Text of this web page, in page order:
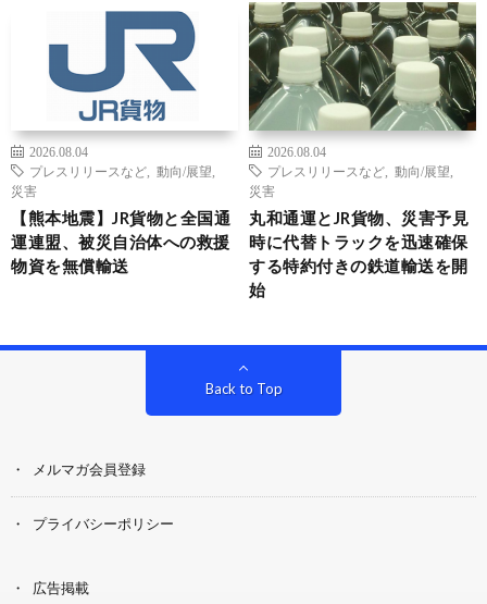
2026.08.04
プレスリリースなど
動向/展望
災害
【熊本地震】JR貨物と全国通
運連盟、被災自治体への救援
物資を無償輸送
2026.08.04
プレスリリースなど
動向/展望
災害
丸和通運とJR貨物、災害予見
時に代替トラックを迅速確保
する特約付きの鉄道輸送を開
始
Back to Top
メルマガ会員登録
プライバシーポリシー
広告掲載